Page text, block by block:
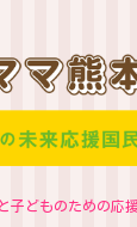
子どものための応